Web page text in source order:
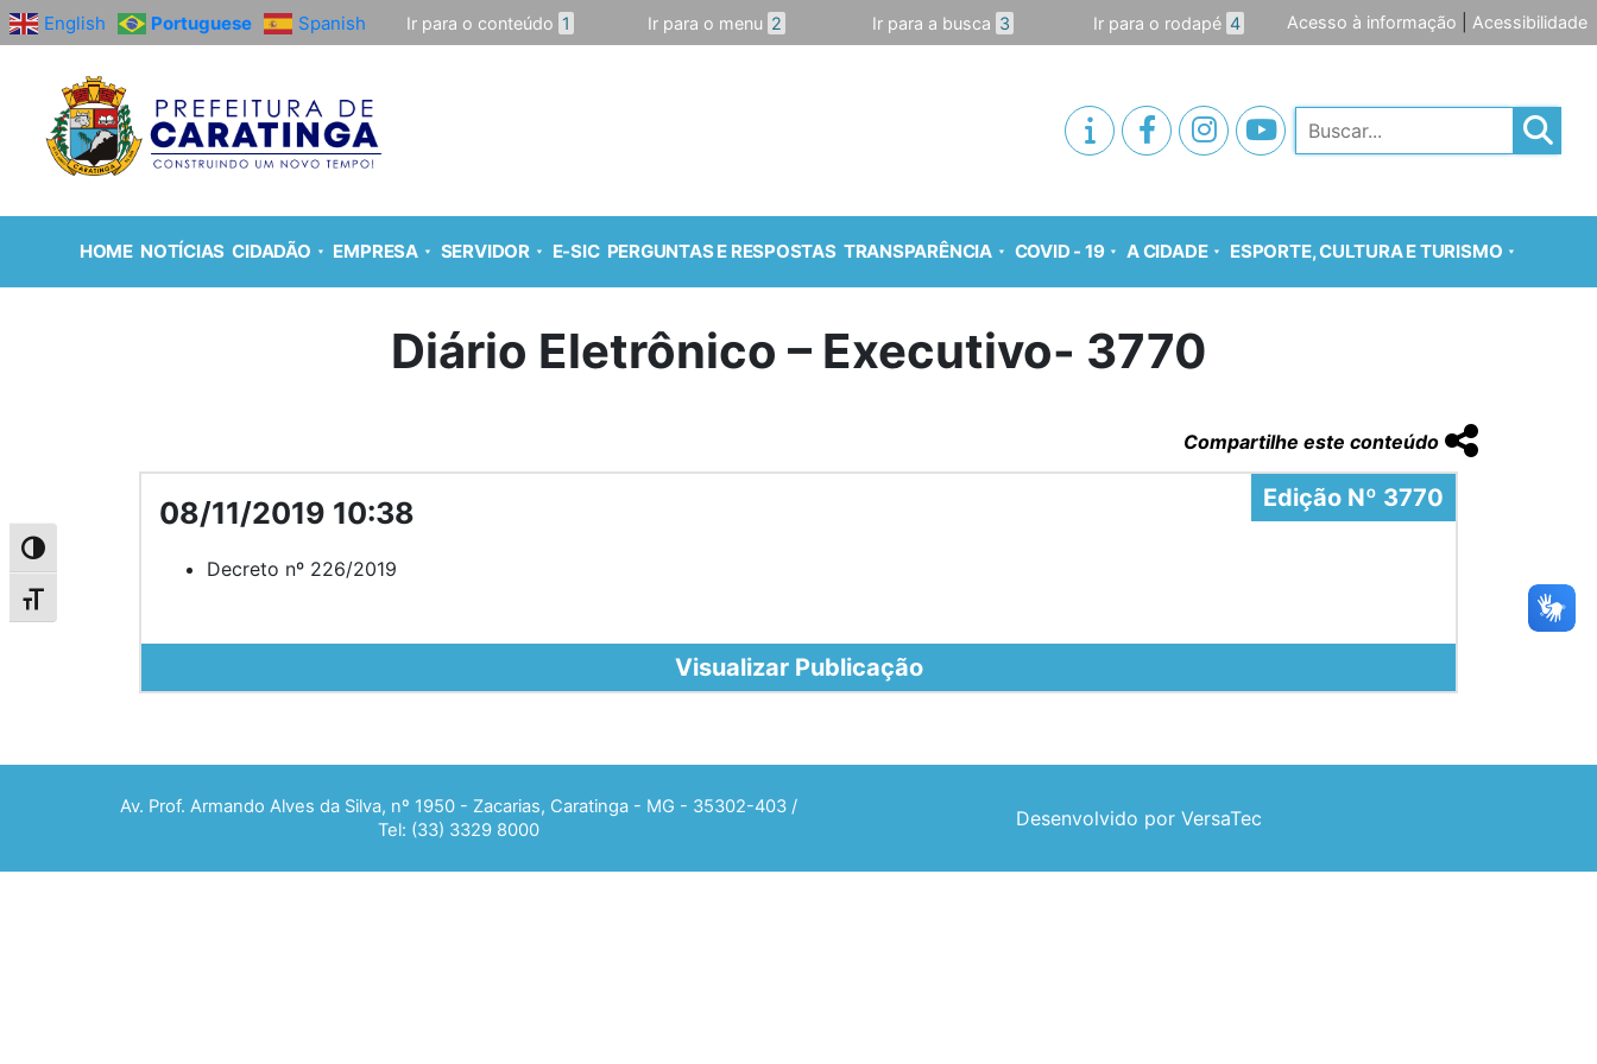
Alternar alto contraste
Alternar tamanho da fonte
English Portuguese Spanish Ir para o conteúdo 1 Ir para o menu 2 Ir para a busca 3 Ir para o rodapé 4 Acesso à informação Acessibilidade
Pesquisar
HOME NOTÍCIAS CIDADÃO EMPRESA SERVIDOR E-SIC PERGUNTAS E RESPOSTAS TRANSPARÊNCIA COVID - 19 A CIDADE ESPORTE, CULTURA E TURISMO
Diário Eletrônico – Executivo- 3770
Compartilhe este conteúdo
Edição Nº 3770
08/11/2019 10:38
Decreto nº 226/2019
Visualizar Publicação
Av. Prof. Armando Alves da Silva, nº 1950 - Zacarias, Caratinga - MG - 35302-403 /
Tel: (33) 3329 8000
Desenvolvido por VersaTec